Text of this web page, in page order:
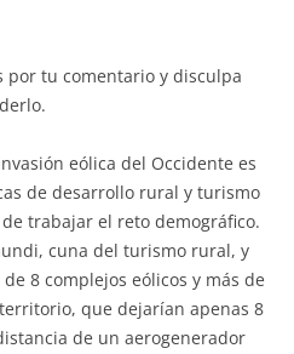
por tu comentario y disculpa
eólica del Occidente es
de desarrollo rural y turismo
trabajar el reto demográfico.
cuna del turismo rural, y
8 complejos eólicos y más de
que dejarían apenas 8
de un aerogenerador